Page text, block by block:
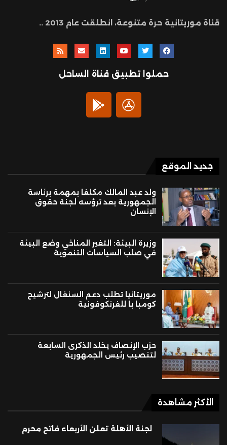
قناة موريتانية حرة متنوعة، انطلقت عام 2013 ..
حملوا تطبيق قناة الساحل
جديد الموقع
ولد عبد المالك مكلفا بمهمة برئاسة
الجمهورية بعد ترؤسه لجنة حقوق
الإنسان
وزيرة البيئة: التغير المناخي وضع البيئة
في صلب السياسات التنموية
موريتانيا تطلب دعم السنغال لترشيح
كومبا با للفرنكوفونية
حزب الإنصاف يخلد الذكرى السابعة
لتنصيب رئيس الجمهورية
الأكثر مشاهدة
لجنة الأهلة تعلن الأربعاء فاتح محرم